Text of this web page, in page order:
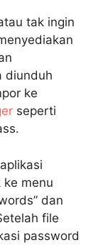
tak ingin
diunduh
ke
seperti
menu
dan
file
password